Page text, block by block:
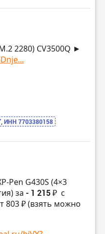
2280) CV3500Q ►
ИНН 7703380158
Pen G430S (4×3
за - 1 215 ₽ с
803 ₽ (взять можно